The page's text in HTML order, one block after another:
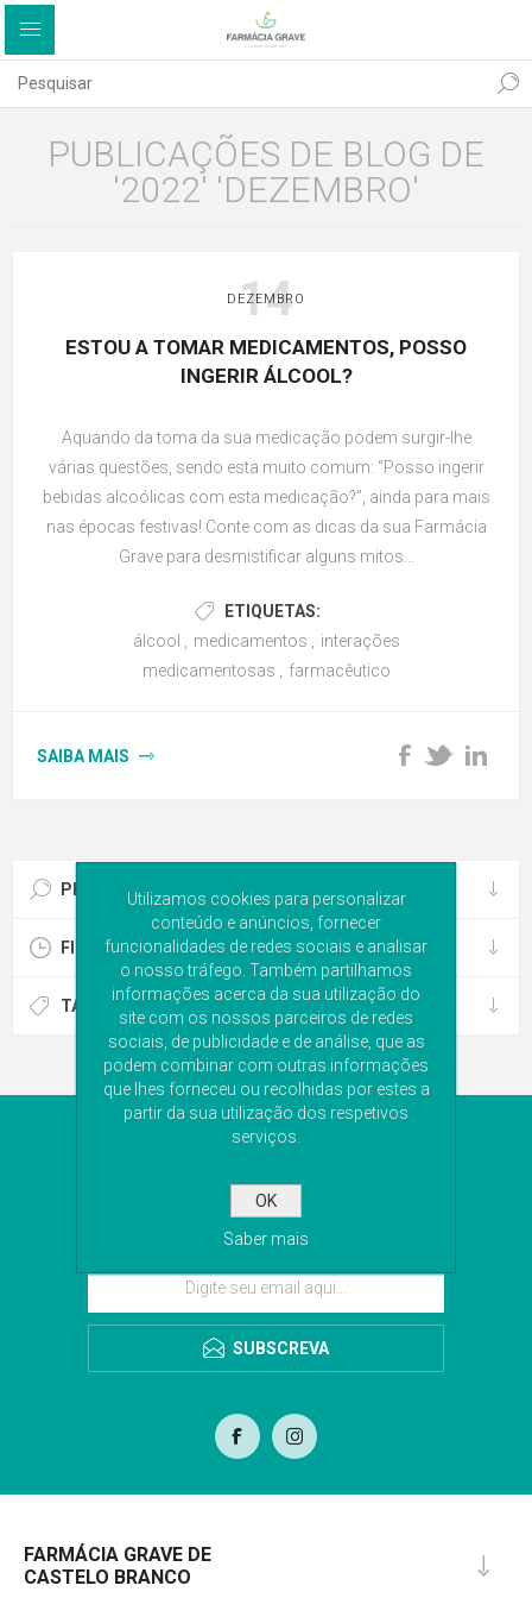
PUBLICAÇÕES DE BLOG DE
'2022' 'DEZEMBRO'
14
DEZEMBRO
ESTOU A TOMAR MEDICAMENTOS, POSSO
INGERIR ÁLCOOL?
Aquando da toma da sua medicação podem surgir-lhe
várias questões, sendo esta muito comum: “Posso ingerir
bebidas alcoólicas com esta medicação?”, ainda para mais
nas épocas festivas! Conte com as dicas da sua Farmácia
Grave para desmistificar alguns mitos...
ETIQUETAS:
álcool
medicamentos
interações
medicamentosas
farmacêutico
SAIBA MAIS
PESQUISA DE BLOG
FICHEIRO DE BLOG
TAGS DE BLOG POPULARES
NEWSLETTER
Subscreva a nossa newsletter para receber as
últimas novidades. Iremos guardar o seu email
para o envio da newsletter.
SUBSCREVA
FARMÁCIA GRAVE DE
CASTELO BRANCO
Utilizamos cookies para personalizar
conteúdo e anúncios, fornecer
funcionalidades de redes sociais e analisar
o nosso tráfego. Também partilhamos
informações acerca da sua utilização do
site com os nossos parceiros de redes
sociais, de publicidade e de análise, que as
podem combinar com outras informações
que lhes forneceu ou recolhidas por estes a
partir da sua utilização dos respetivos
serviços.
OK
Saber mais